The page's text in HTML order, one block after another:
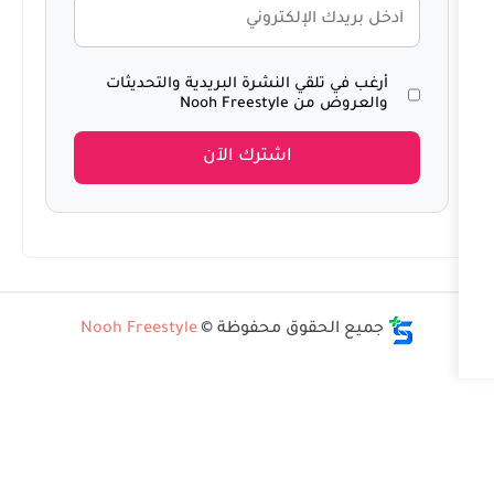
تلقي النشرة البريدية والتحديثات
الحقوق محفوظة © Nooh Freestyle